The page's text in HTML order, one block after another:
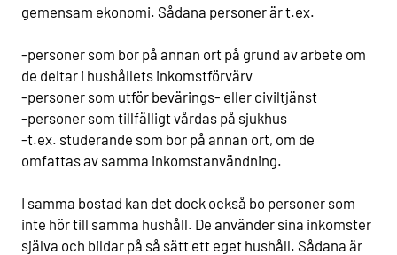
gemensam ekonomi. Sådana personer är t.ex.
-personer som bor på annan ort på grund av arbete om
de deltar i hushållets inkomstförvärv
-personer som utför bevärings- eller civiltjänst
-personer som tillfälligt vårdas på sjukhus
-t.ex. studerande som bor på annan ort, om de
omfattas av samma inkomstanvändning.
I samma bostad kan det dock också bo personer som
inte hör till samma hushåll. De använder sina inkomster
själva och bildar på så sätt ett eget hushåll. Sådana är